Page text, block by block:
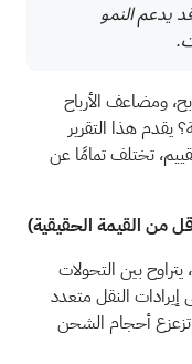
يدعم النمو
ومضاعف الأرباح
يقدم هذا التقرير
تختلف تمامًا عن
بين التحولات
إيرادات النقل متعدد
تزعزع أحجام الشحن